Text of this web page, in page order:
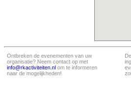
Ontbreken de evenementen van uw
organisatie? Neem contact op met
info@rkactiviteiten.nl om te informeren
naar de mogelijkheden!